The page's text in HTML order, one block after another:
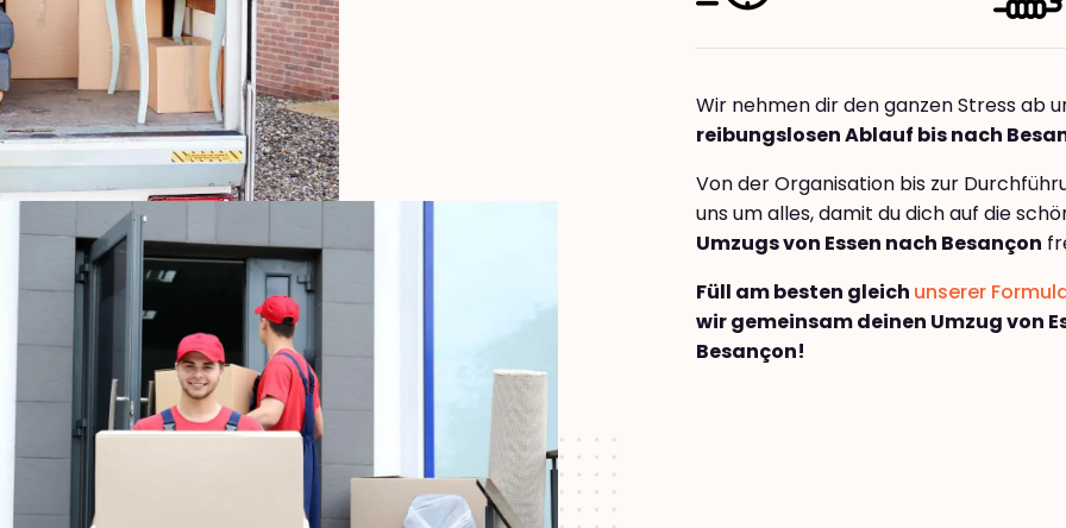
Wir nehmen dir den ganzen Stress ab
reibungslosen Ablauf bis nach
Von der Organisation bis zur
uns um alles, damit du dich auf die
Umzugs von Essen nach Besançon
Füll am besten gleich unserer
wir gemeinsam deinen Umzug von
Besançon!